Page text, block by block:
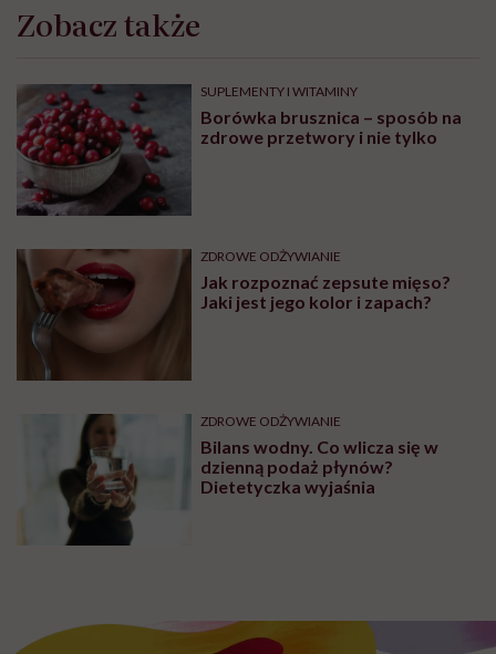
Zobacz także
SUPLEMENTY I WITAMINY
Borówka brusznica – sposób na
zdrowe przetwory i nie tylko
ZDROWE ODŻYWIANIE
Jak rozpoznać zepsute mięso?
Jaki jest jego kolor i zapach?
ZDROWE ODŻYWIANIE
Bilans wodny. Co wlicza się w
dzienną podaż płynów?
Dietetyczka wyjaśnia